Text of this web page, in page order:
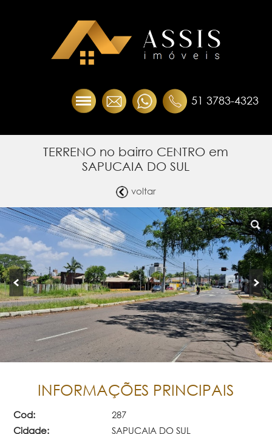
51 3783-4323
TERRENO no bairro CENTRO em
SAPUCAIA DO SUL
voltar
INFORMAÇÕES PRINCIPAIS
Cod:
287
Cidade:
SAPUCAIA DO SUL